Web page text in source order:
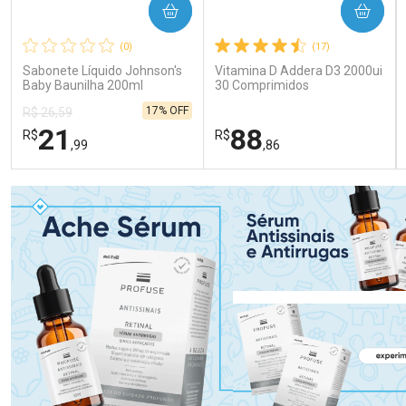
(0)
Sabonete Líquido Johnson's
Baby Baunilha 200ml
R$ 26,59
R$21 ,99
17% OFF
COMPRAR
FECHAR
Laboratório
Ativar Desconto
FECHAR
Por Menos
(17)
Vitamina D Addera D3 2000ui
30 Comprimidos
R$88,86
COMPRAR
Laboratório
Ativar Desconto
Por Menos